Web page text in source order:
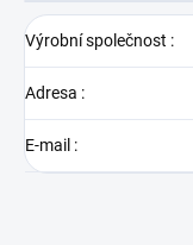
Výrobní společnost :
Adresa :
E-mail :